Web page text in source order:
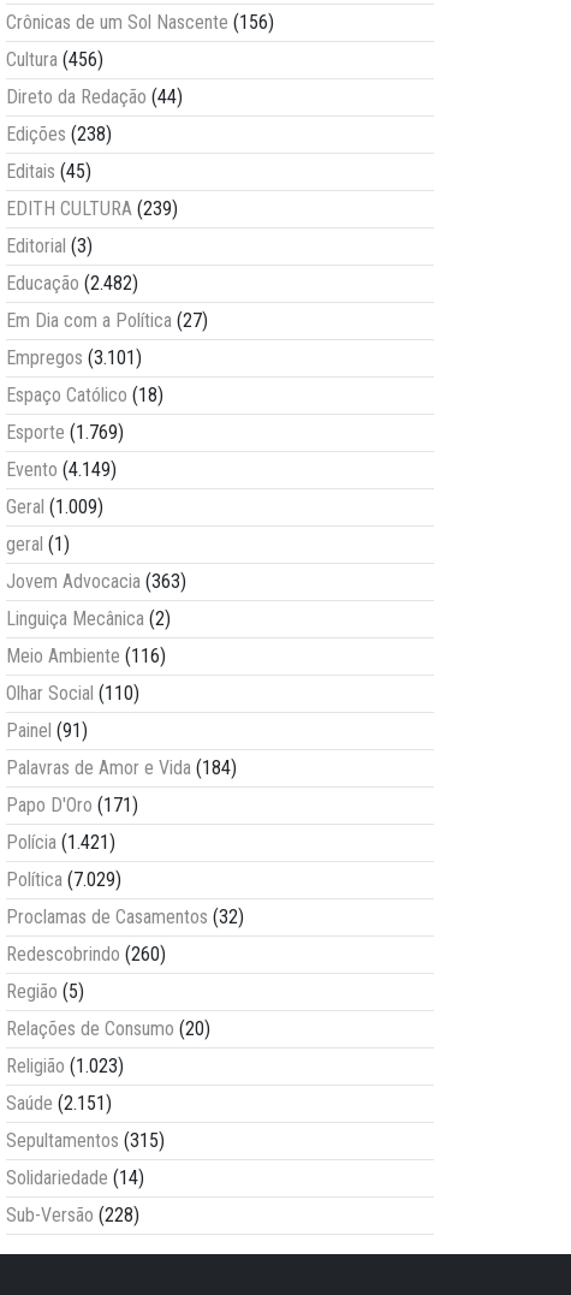
Crônicas de um Sol Nascente (156)
Cultura (456)
Direto da Redação (44)
Edições (238)
Editais (45)
EDITH CULTURA (239)
Editorial (3)
Educação (2.482)
Em Dia com a Política (27)
Empregos (3.101)
Espaço Católico (18)
Esporte (1.769)
Evento (4.149)
Geral (1.009)
geral (1)
Jovem Advocacia (363)
Linguiça Mecânica (2)
Meio Ambiente (116)
Olhar Social (110)
Painel (91)
Palavras de Amor e Vida (184)
Papo D'Oro (171)
Polícia (1.421)
Política (7.029)
Proclamas de Casamentos (32)
Redescobrindo (260)
Região (5)
Relações de Consumo (20)
Religião (1.023)
Saúde (2.151)
Sepultamentos (315)
Solidariedade (14)
Sub-Versão (228)